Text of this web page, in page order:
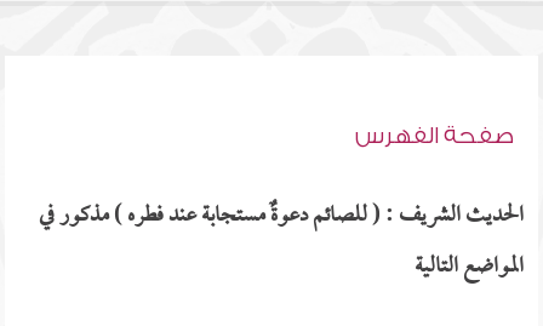
صفحة الفهرس
الحديث الشريف : ( للصائم دعوةٌ مستجابة عند فطره ) مذكور في
المواضع التالية